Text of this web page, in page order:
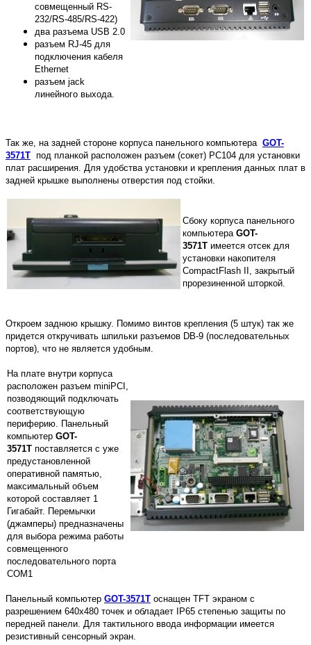
совмещенный RS-
232/RS-485/RS-422)
два разъема USB 2.0
разъем RJ-45 для
подключения кабеля
Ethernet
разъем jack
линейного выхода.
Так же, на задней стороне корпуса панельного компьютера GOT-
3571T под планкой расположен разъем (сокет) PC104 для установки
плат расширения. Для удобства установки и крепления данных плат в
задней крышке выполнены отверстия под стойки.
Сбоку корпуса панельного
компьютера GOT-
3571T имеется отсек для
установки накопителя
CompactFlash II, закрытый
прорезиненной шторкой.
Откроем заднюю крышку. Помимо винтов крепления (5 штук) так же
придется откручивать шпильки разъемов DB-9 (последовательных
портов), что не является удобным.
На плате внутри корпуса
расположен разъем miniPCI,
позводяющий подключать
соответствующую
периферию. Панельный
компьютер GOT-
3571T поставляется с уже
предустановленной
оперативной памятью,
максимальный объем
которой составляет 1
Гигабайт. Перемычки
(джамперы) предназначены
для выбора режима работы
совмещенного
последовательного порта
COM1
Панельный компьютер GOT-3571T оснащен TFT экраном с
разрешением 640х480 точек и обладает IP65 степенью защиты по
передней панели. Для тактильного ввода информации имеется
резистивный сенсорный экран.